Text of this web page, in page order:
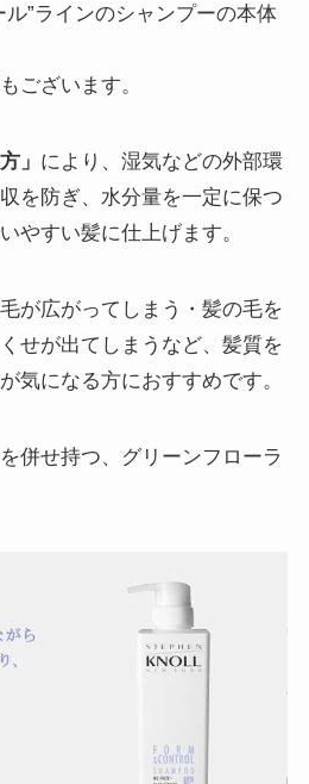
ル”ラインのシャンプーの本体
ございます。
」 により、湿気などの外部環
を防ぎ、水分量を一定に保つ
やすい髪に仕上げます。
が広がってしまう・髪の毛を
せが出てしまうなど、髪質を
気になる方におすすめです。
併せ持つ、グリーンフローラ